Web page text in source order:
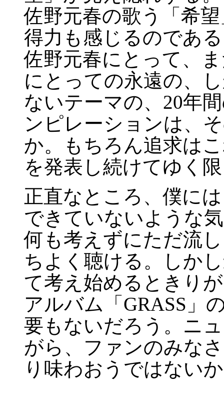
佐野元春の歌う「希
得力も感じるのであ
佐野元春にとって、
にとっての永遠の、
ないテーマの、20年
ンピレーションは、
か。もちろん追求は
を発表し続けてゆく
正直なところ、僕に
できていないような
何も考えずにただ流
ちよく聴ける。しか
て考え始めるときり
アルバム「GRASS」
要もないだろう。ニ
がら、ファンのみな
り味わおうではない